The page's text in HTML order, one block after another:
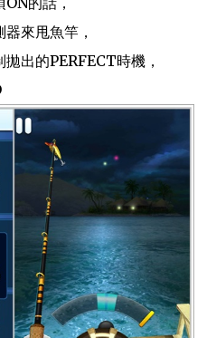
來甩魚竿，
出的PERFECT時機，